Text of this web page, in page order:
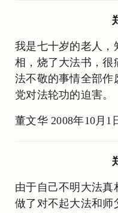
我是七十岁的老人，
相，烧了大法书，很
法不敬的事情全部作
党对法轮功的迫害。
董文华 2008年10月1
由于自己不明大法真
做了对不起大法和师